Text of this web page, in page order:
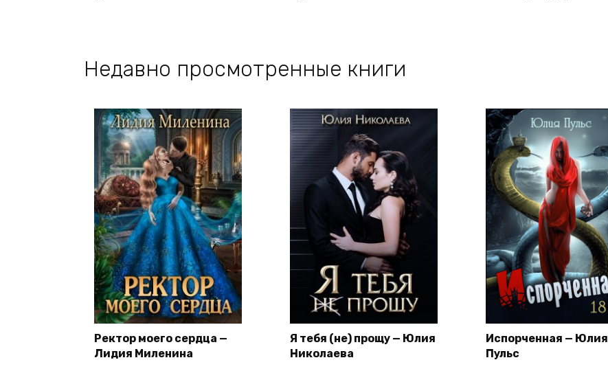
Недавно просмотренные книги
Ректор моего сердца —
Лидия Миленина
Я тебя (не) прощу — Юлия
Николаева
Испорченная — Юлия
Пульс